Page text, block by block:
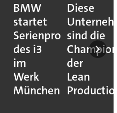
BMW
startet
Serienproduktion
des i3
im
Werk
München
Diese
sind die
der
Lean